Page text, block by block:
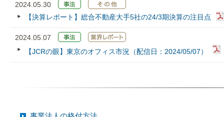
2024.05.30
【決算レポート】総合不動産大手5社の24/3期決算の注目点
2024.05.07
【JCRの眼】東京のオフィス市況（配信日：2024/05/07）